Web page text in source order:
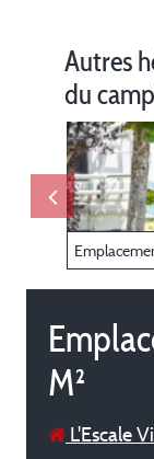
Autres
du
M²
L'Escale